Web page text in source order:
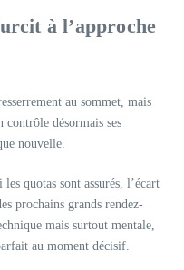
à l’approche
au sommet, mais
désormais ses
nouvelle.
quotas sont assurés, l’écart
prochains grands rendez-
mais surtout mentale,
au moment décisif.